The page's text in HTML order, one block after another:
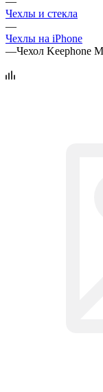
Чехлы и стекла
—
Чехлы на iPhone
—Чехол Keephone